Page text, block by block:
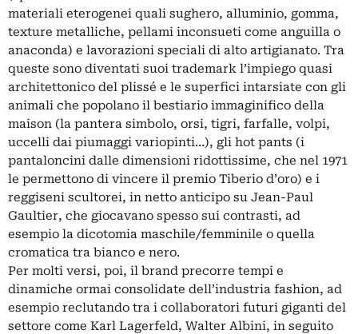
materiali eterogenei quali sughero, alluminio, gomma,
texture metalliche, pellami inconsueti come anguilla o
anaconda) e lavorazioni speciali di alto artigianato. Tra
queste sono diventati suoi trademark l’impiego quasi
architettonico del plissé e le superfici intarsiate con gli
animali che popolano il bestiario immaginifico della
maison (la pantera simbolo, orsi, tigri, farfalle, volpi,
uccelli dai piumaggi variopinti…), gli hot pants (i
pantaloncini dalle dimensioni ridottissime, che nel 1971
le permettono di vincere il premio Tiberio d’oro) e i
reggiseni scultorei, in netto anticipo su Jean-Paul
Gaultier, che giocavano spesso sui contrasti, ad
esempio la dicotomia maschile/femminile o quella
cromatica tra bianco e nero.
Per molti versi, poi, il brand precorre tempi e
dinamiche ormai consolidate dell’industria fashion, ad
esempio reclutando tra i collaboratori futuri giganti del
settore come Karl Lagerfeld, Walter Albini, in seguito